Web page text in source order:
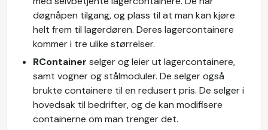
døgnåpen tilgang, og plass til at man kan kjøre
helt frem til lagerdøren. Deres lagercontainere
kommer i tre ulike størrelser.
RContainer selger og leier ut lagercontainere,
samt vogner og stålmoduler. De selger også
brukte containere til en redusert pris. De selger i
hovedsak til bedrifter, og de kan modifisere
containerne om man trenger det.